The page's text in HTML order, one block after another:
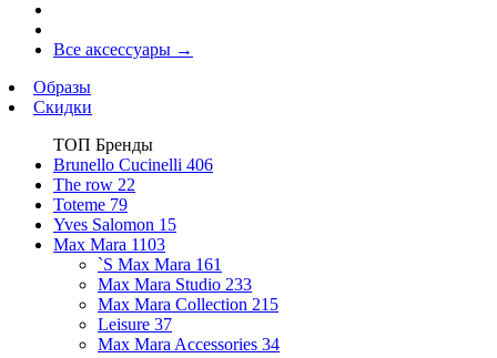
Все аксессуары →
Образы
Скидки
ТОП Бренды
Brunello Cucinelli 406
The row 22
Toteme 79
Yves Salomon 15
Max Mara 1103
`S Max Mara 161
Max Mara Studio 233
Max Mara Collection 215
Leisure 37
Max Mara Accessories 34